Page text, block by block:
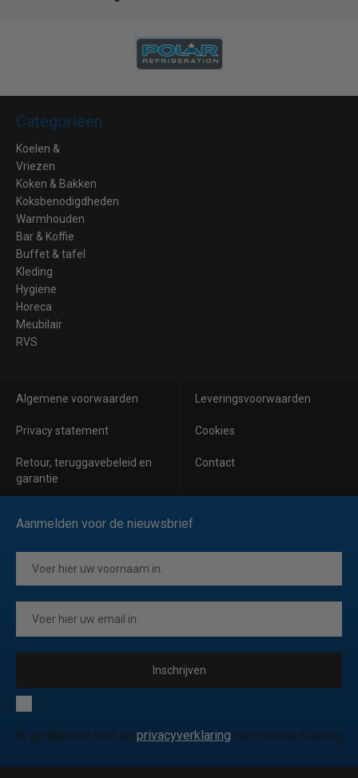
Categorieën
Koelen &
Vriezen
Koken & Bakken
Koksbenodigdheden
Warmhouden
Bar & Koffie
Buffet & tafel
Kleding
Hygiene
Horeca
Meubilair
RVS
Algemene voorwaarden Leveringsvoorwaarden
Privacy statement Cookies
Retour, teruggavebeleid en
garantie
Contact
Aanmelden voor de nieuwsbrief
Inschrijven
Ik ga akkoord met de privacyverklaring van Horeca Koeling